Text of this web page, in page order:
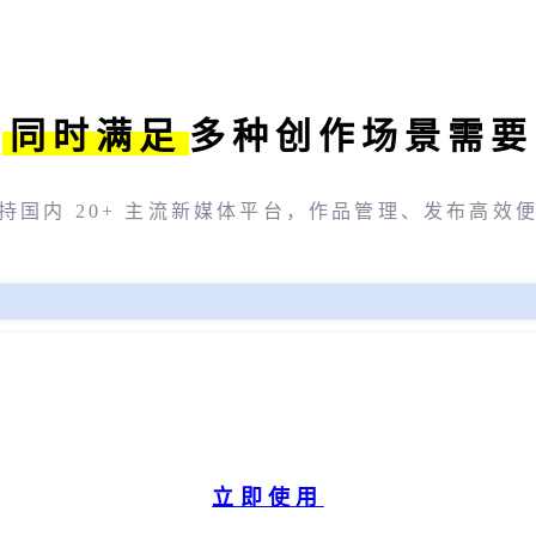
同时满足 多种创作场景需要
国内 20+ 主流新媒体平台，作品管理、发布高效
立即使用